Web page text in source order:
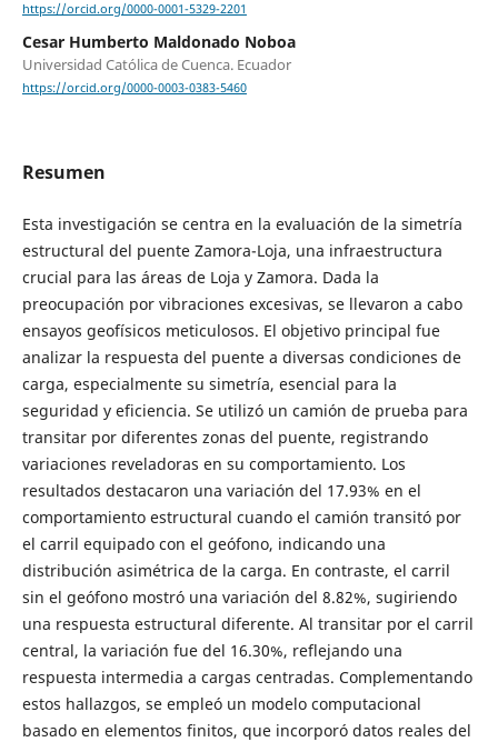
https://orcid.org/0000-0001-5329-2201
Cesar Humberto Maldonado Noboa
Universidad Católica de Cuenca. Ecuador
https://orcid.org/0000-0003-0383-5460
Resumen
Esta investigación se centra en la evaluación de la simetría
estructural del puente Zamora-Loja, una infraestructura
crucial para las áreas de Loja y Zamora. Dada la
preocupación por vibraciones excesivas, se llevaron a cabo
ensayos geofísicos meticulosos. El objetivo principal fue
analizar la respuesta del puente a diversas condiciones de
carga, especialmente su simetría, esencial para la
seguridad y eficiencia. Se utilizó un camión de prueba para
transitar por diferentes zonas del puente, registrando
variaciones reveladoras en su comportamiento. Los
resultados destacaron una variación del 17.93% en el
comportamiento estructural cuando el camión transitó por
el carril equipado con el geófono, indicando una
distribución asimétrica de la carga. En contraste, el carril
sin el geófono mostró una variación del 8.82%, sugiriendo
una respuesta estructural diferente. Al transitar por el carril
central, la variación fue del 16.30%, reflejando una
respuesta intermedia a cargas centradas. Complementando
estos hallazgos, se empleó un modelo computacional
basado en elementos finitos, que incorporó datos reales del